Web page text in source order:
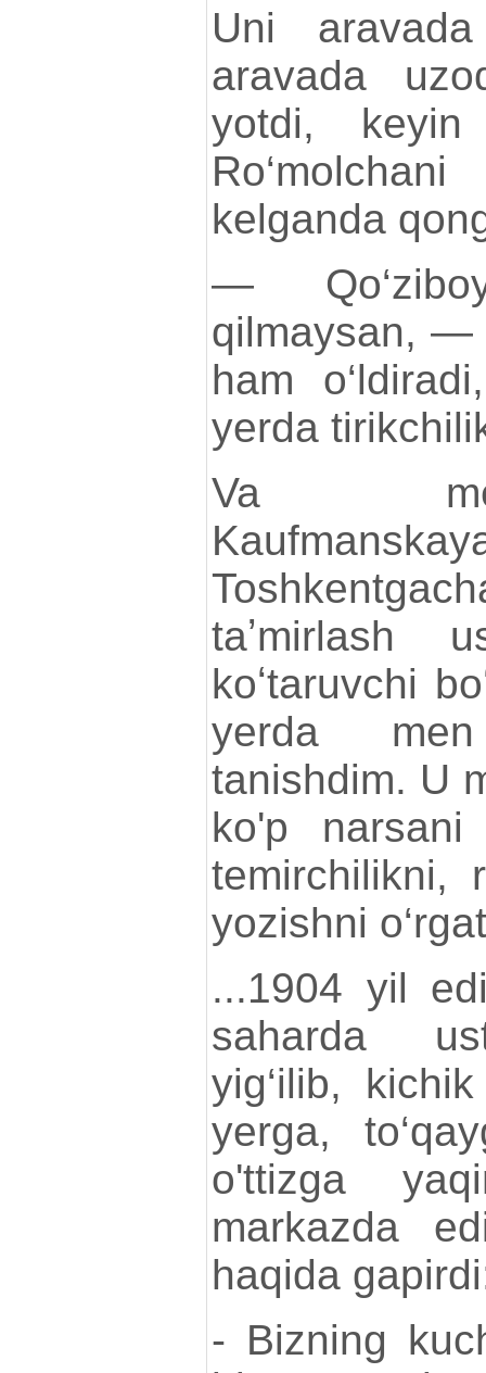
Uni
aravada
yotdi, keyin
kelganda
—
qilmaysan,
ham
yerda
Va
taʼmirlash
koʻtaruvchi
yerda
tanishdim. U
ko'p
temirchilikni,
yozishni
...1904 yil
saharda
yig‘ilib,
yerga,
o'ttizga
markazda
haqida
- Bizning